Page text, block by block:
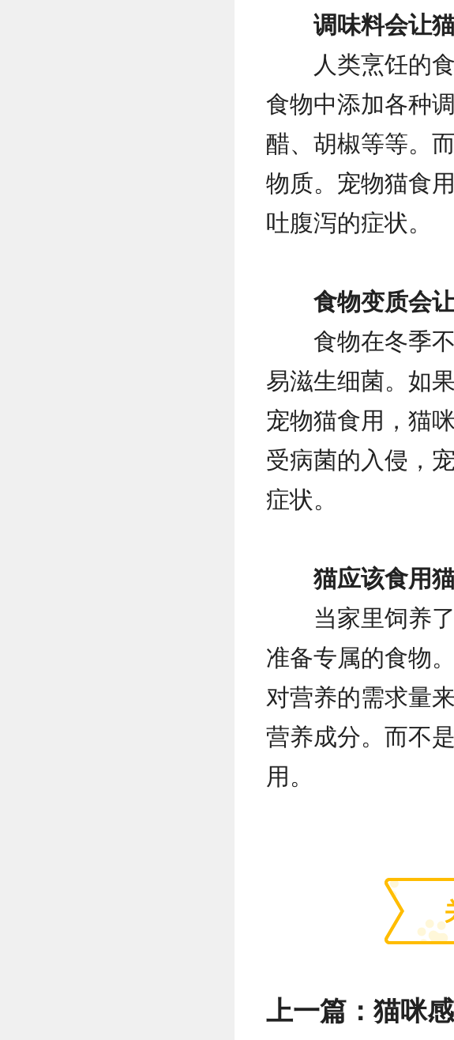
调味料会让
人类烹饪的
食物中添加各种
醋、胡椒等等。
物质。宠物猫食
吐腹泻的症状。
食物变质会
食物在冬季
易滋生细菌。如
宠物猫食用，猫
受病菌的入侵，
症状。
猫应该食用
当家里饲养
准备专属的食物
对营养的需求量
营养成分。而不
用。
上一篇： 猫咪感冒